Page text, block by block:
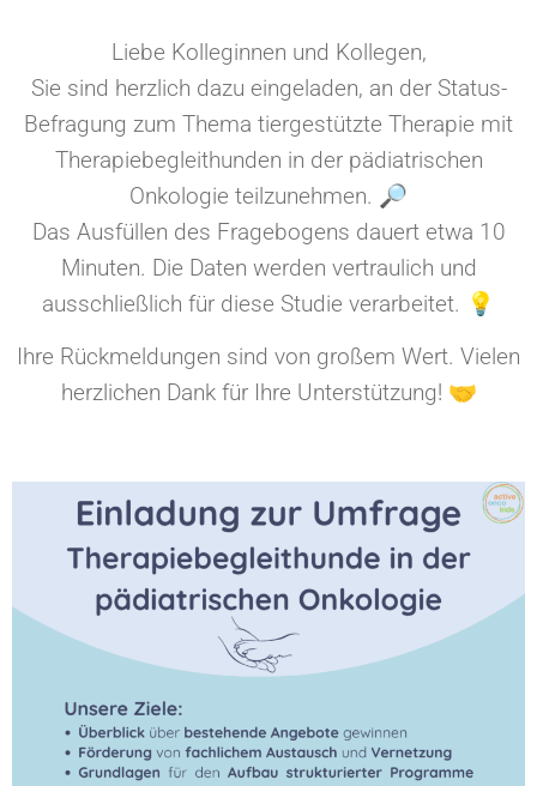
Liebe Kolleginnen und Kollegen,
Sie sind herzlich dazu eingeladen, an der Status-
Befragung zum Thema tiergestützte Therapie mit
Therapiebegleithunden in der pädiatrischen
Onkologie teilzunehmen. 🔎
Das Ausfüllen des Fragebogens dauert etwa 10
Minuten. Die Daten werden vertraulich und
ausschließlich für diese Studie verarbeitet. 💡
Ihre Rückmeldungen sind von großem Wert. Vielen
herzlichen Dank für Ihre Unterstützung! 🤝